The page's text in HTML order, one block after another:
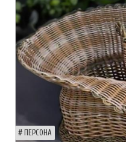
ПЕРСОНА